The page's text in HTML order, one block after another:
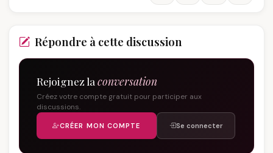
Répondre à cette discussion
Rejoignez la conversation
Créez votre compte gratuit pour participer aux
discussions.
CRÉER MON COMPTE Se connecter